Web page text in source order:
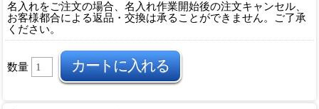
名入れをご注文の場合、名入れ作業開始後の注文キャンセル、
お客様都合による返品・交換は承ることができません。ご了承
ください。
数量